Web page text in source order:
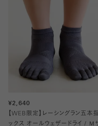
¥2,640
【WEB限定】レーシングラン五本
ックス オールウェザードライ / Ｍ